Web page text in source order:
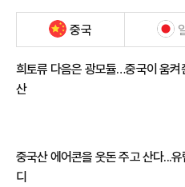
중국
희토류 다음은 광모듈…중국이 움켜
산
중국산 에어콘을 웃돈 주고 산다...유
디